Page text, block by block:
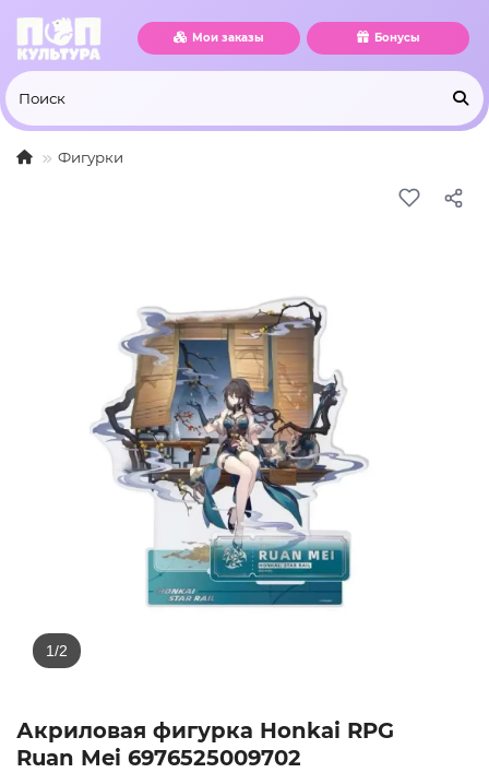
Мои заказы Бонусы
Фигурки
Акриловая фигурка Honkai RPG
Ruan Mei 6976525009702